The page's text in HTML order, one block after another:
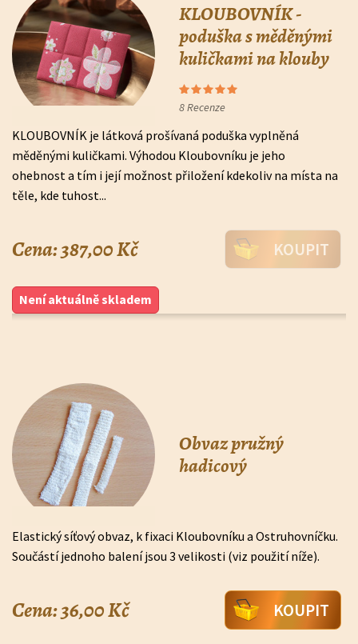
KLOUBOVNÍK -
poduška s měděnými
kuličkami na klouby
8Recenze
KLOUBOVNÍK je látková prošívaná poduška vyplněná
měděnými kuličkami. Výhodou Kloubovníku je jeho
ohebnost a tím i její možnost přiložení kdekoliv na místa na
těle, kde tuhost...
Cena: 387,00 Kč KOUPIT
Není aktuálně skladem
Obvaz pružný
hadicový
Elastický síťový obvaz, k fixaci Kloubovníku a Ostruhovníčku.
Součástí jednoho balení jsou 3 velikosti (viz použití níže).
Cena: 36,00 Kč KOUPIT